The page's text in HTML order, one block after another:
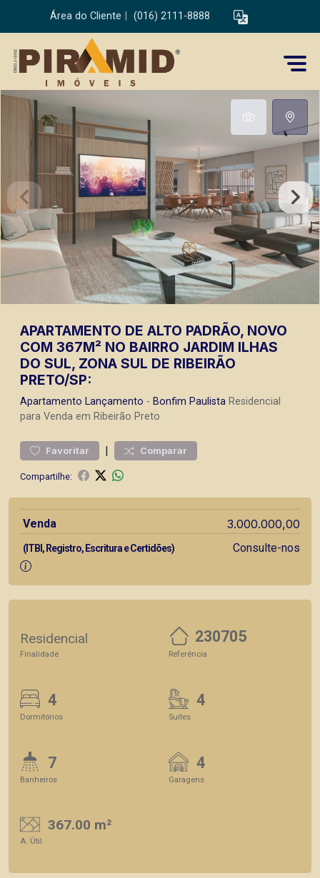
Área do Cliente (016) 2111-8888
APARTAMENTO DE ALTO PADRÃO, NOVO
COM 367M² NO BAIRRO JARDIM ILHAS
DO SUL, ZONA SUL DE RIBEIRÃO
PRETO/SP:
Apartamento Lançamento - Bonfim Paulista Residencial
para Venda em Ribeirão Preto
Favoritar | Comparar
Compartilhe:
Venda 3.000.000,00
(ITBI, Registro, Escritura e Certidões) Consulte-nos
Residencial
Finalidade
230705
Referência
4
Dormitórios
4
Suítes
7
Banheiros
4
Garagens
367.00 m²
A. Útil